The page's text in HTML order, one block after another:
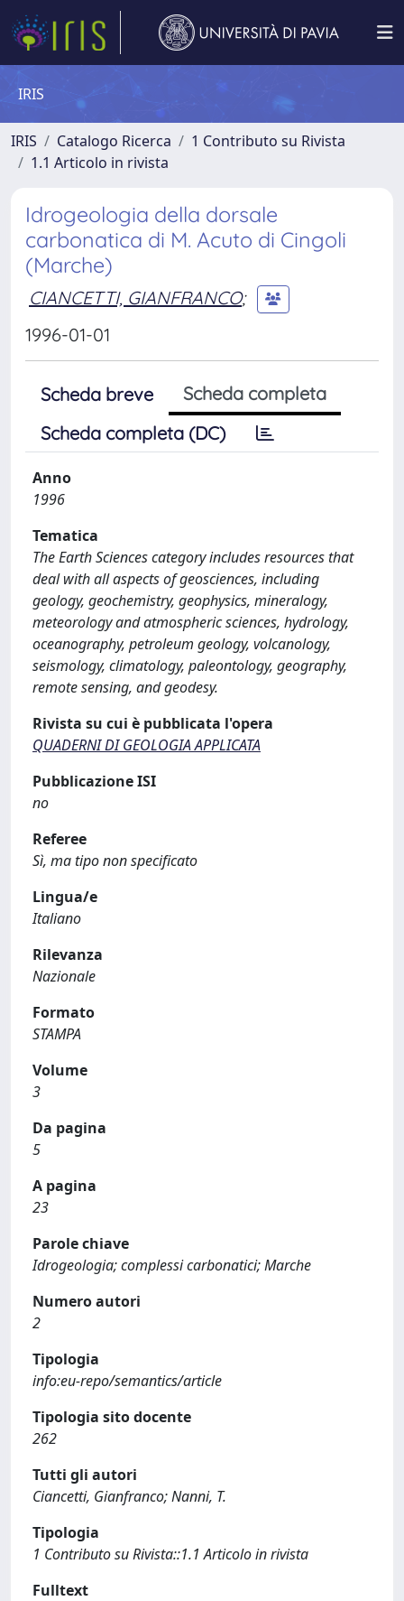
IRIS
IRIS Catalogo Ricerca
1 Contributo su Rivista
1.1 Articolo in rivista
Idrogeologia della dorsale
carbonatica di M. Acuto di Cingoli
(Marche)
CIANCETTI, GIANFRANCO;
1996-01-01
Scheda breve
Scheda completa
Scheda completa (DC)
Anno
1996
Tematica
The Earth Sciences category includes resources that
deal with all aspects of geosciences, including
geology, geochemistry, geophysics, mineralogy,
meteorology and atmospheric sciences, hydrology,
oceanography, petroleum geology, volcanology,
seismology, climatology, paleontology, geography,
remote sensing, and geodesy.
Rivista su cui è pubblicata l'opera
QUADERNI DI GEOLOGIA APPLICATA
Pubblicazione ISI
no
Referee
Sì, ma tipo non specificato
Lingua/e
Italiano
Rilevanza
Nazionale
Formato
STAMPA
Volume
3
Da pagina
5
A pagina
23
Parole chiave
Idrogeologia; complessi carbonatici; Marche
Numero autori
2
Tipologia
info:eu-repo/semantics/article
Tipologia sito docente
262
Tutti gli autori
Ciancetti, Gianfranco; Nanni, T.
Tipologia
1 Contributo su Rivista::1.1 Articolo in rivista
Fulltext